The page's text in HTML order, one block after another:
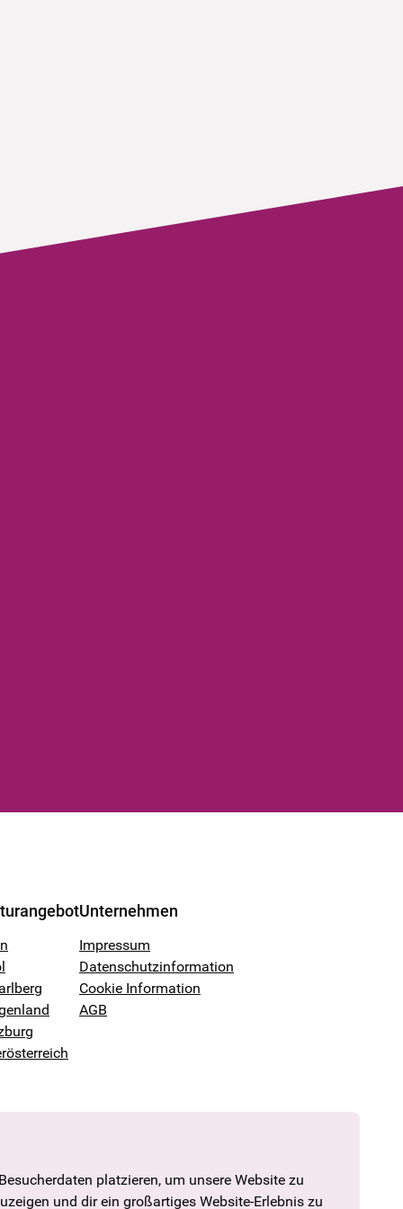
Unternehmen
Impressum
Datenschutzinformation
Cookie Information
AGB
platzieren, um unsere Website zu
und dir ein großartiges Website-Erlebnis zu